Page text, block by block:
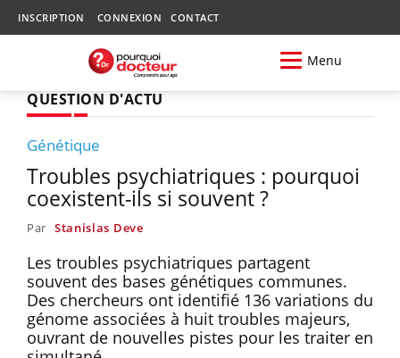
INSCRIPTION CONNEXION CONTACT
Menu
QUESTION D'ACTU
Génétique
Troubles psychiatriques : pourquoi
coexistent-ils si souvent ?
Par Stanislas Deve
Les troubles psychiatriques partagent
souvent des bases génétiques communes.
Des chercheurs ont identifié 136 variations du
génome associées à huit troubles majeurs,
ouvrant de nouvelles pistes pour les traiter en